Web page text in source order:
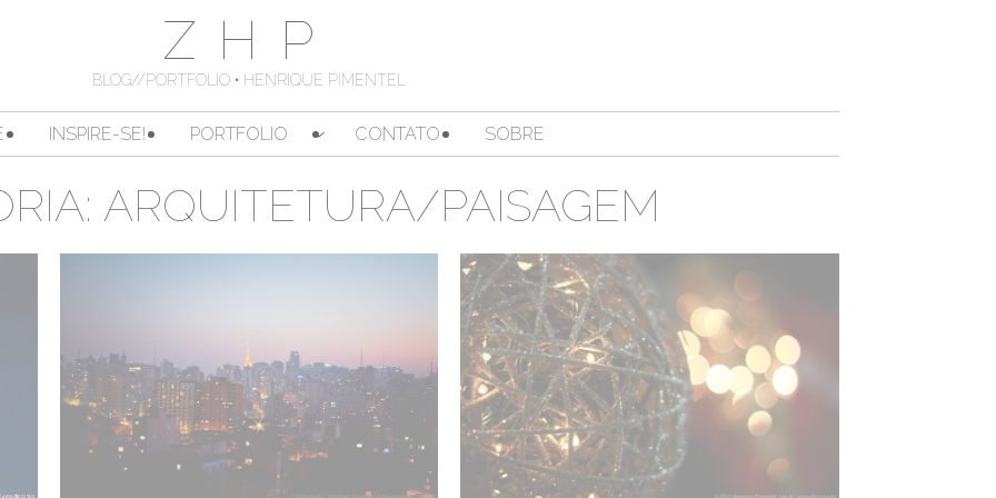
ZHP
BLOG//PORTFOLIO • HENRIQUE PIMENTEL
INSPIRE-SE! PORTFOLIO CONTATO SOBRE
ARQUITETURA/PAISAGEM